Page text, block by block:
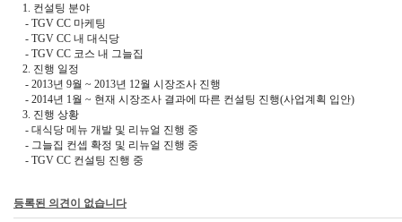
1. 컨설팅 분야
- TGV CC 마케팅
- TGV CC 내 대식당
- TGV CC 코스 내 그늘집
2. 진행 일정
- 2013년 9월 ~ 2013년 12월 시장조사 진행
- 2014년 1월 ~ 현재 시장조사 결과에 따른 컨설팅 진행(사업계획 입안)
3. 진행 상황
- 대식당 메뉴 개발 및 리뉴얼 진행 중
- 그늘집 컨셉 확정 및 리뉴얼 진행 중
- TGV CC 컨설팅 진행 중
등록된 의견이 없습니다